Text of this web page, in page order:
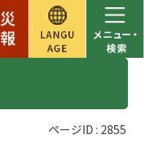
ページID : 2855